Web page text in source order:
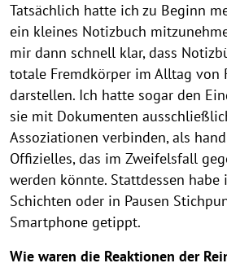
Tatsächlich hatte ich zu Beginn
ein kleines Notizbuch
mir dann schnell klar, dass
totale Fremdkörper im Alltag von
darstellen. Ich hatte sogar den
sie mit Dokumenten
Assoziationen verbinden, als
Offizielles, das im Zweifelsfall
werden könnte. Stattdessen habe
Schichten oder in Pausen
Smartphone getippt.
Wie waren die Reaktionen der